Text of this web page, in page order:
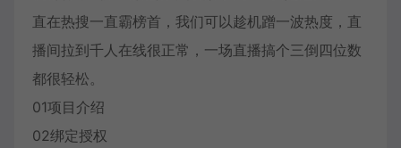
直在热搜一直霸榜首，我们可以趁机蹭一波热度，直
播间拉到千人在线很正常，一场直播搞个三倒四位数
都很轻松。
01项目介绍
02绑定授权